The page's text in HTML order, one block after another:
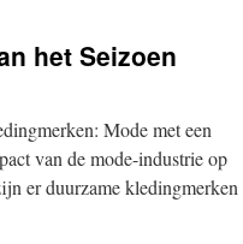
het Seizoen
Mode met een
van de mode-industrie op
er duurzame kledingmerken